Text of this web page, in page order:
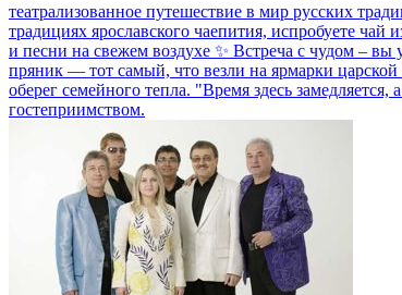
театрализованное путешествие в мир русских
традициях ярославского чаепития, испробуете
и песни на свежем воздухе ✨ Встреча с чудом –
пряник — тот самый, что везли на ярмарки
оберег семейного тепла. "Время здесь
гостеприимством.